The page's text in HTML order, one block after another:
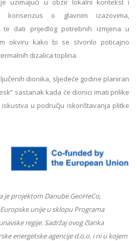
konsenzus o glavnim izazovima,
te dati prijedlog potrebnih izmjena u
okviru kako bi se stvorilo poticajno
dizalica toplina.
dionika, sljedeće godine planiran
sastanak kada će dionici imati prilike
u području iskorištavanja plitke
je projektom Danube GeoHeCo,
unije u sklopu Programa
regije. Sadržaj ovog članka
energetske agencije d.o.o. i ni u kojem